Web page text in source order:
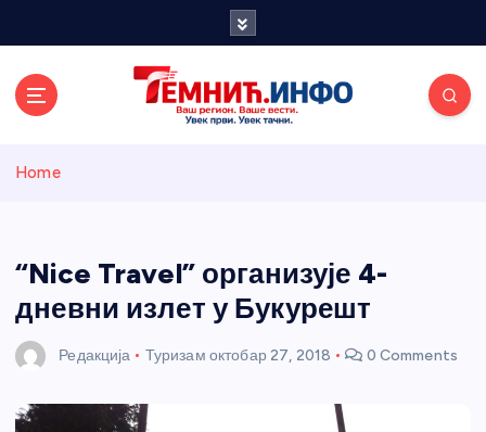
и портал
Home
“Nice Travel” организује 4-
дневни излет у Букурешт
Редакција Туризам октобар 27, 2018 0 Comments